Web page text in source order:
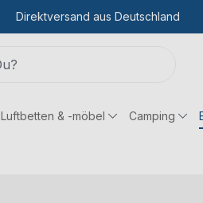
Direktversand aus Deutschland
Luftbetten & -möbel Camping